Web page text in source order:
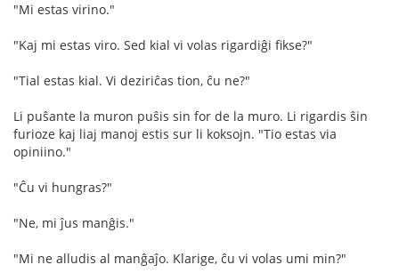
"Mi estas virino."
"Kaj mi estas viro. Sed kial vi volas rigardiĝi fikse?"
"Tial estas kial. Vi deziriĉas tion, ĉu ne?"
Li puŝante la muron puŝis sin for de la muro. Li rigardis ŝin
furioze kaj liaj manoj estis sur li koksojn. "Tio estas via
opiniino."
"Ĉu vi hungras?"
"Ne, mi ĵus manĝis."
"Mi ne alludis al manĝaĵo. Klarige, ĉu vi volas umi min?"